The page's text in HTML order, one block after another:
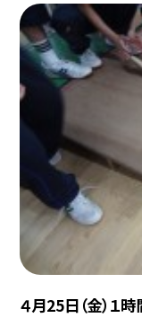
４月25日（金）１